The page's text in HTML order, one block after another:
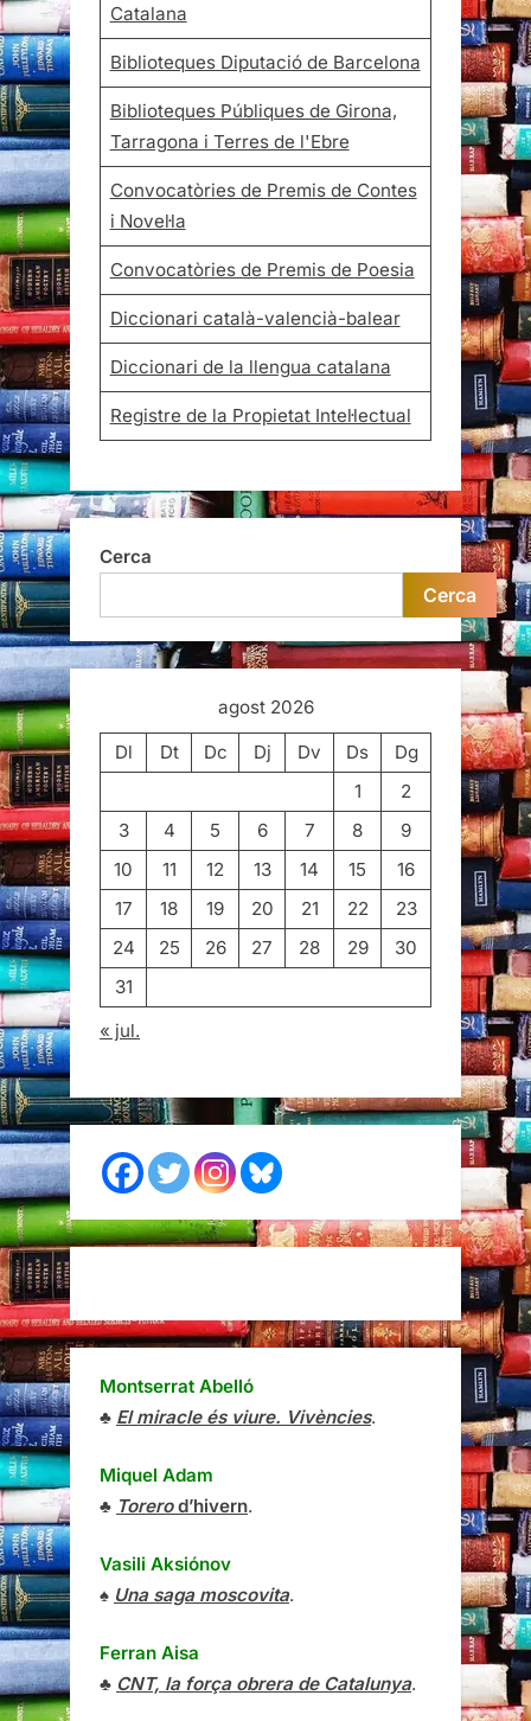
Catalana
Biblioteques Diputació de Barcelona
Biblioteques Públiques de Girona,
Tarragona i Terres de l'Ebre
Convocatòries de Premis de Contes
i Novel·la
Convocatòries de Premis de Poesia
Diccionari català-valencià-balear
Diccionari de la llengua catalana
Registre de la Propietat Intel·lectual
Cerca
Cerca
agost 2026
Dl
Dt Dc Dj Dv Ds
Dg
1
2
3
4 5 6 7 8
9
10
11 12 13 14 15
16
17
18 19 20 21 22
23
24
25 26 27 28 29
30
31
« jul.
Montserrat Abelló
♣ El miracle és viure. Vivències.
Miquel Adam
♣ Torerod’hivern.
Vasili Aksiónov
♠ Una saga moscovita.
Ferran Aisa
♣ CNT, la força obrera de Catalunya.